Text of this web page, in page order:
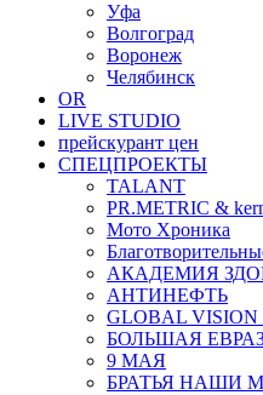
Уфа
Волгоград
Воронеж
Челябинск
OR
LIVE STUDIO
прейскурант цен
СПЕЦПРОЕКТЫ
TALANT
PR.METRIC &
Мото Хроника
АКАДЕМИЯ
АНТИНЕФТЬ
GLOBAL VISION
БОЛЬШАЯ
9 МАЯ
БРАТЬЯ НАШИ